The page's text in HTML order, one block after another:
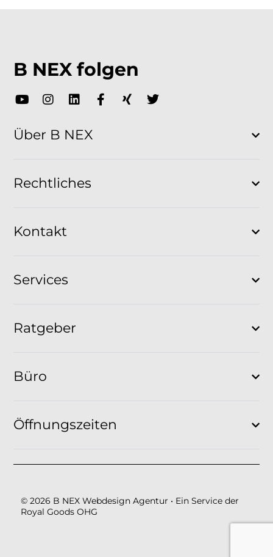
B NEX folgen
Über B NEX
Rechtliches
Kontakt
Services
Ratgeber
Büro
Öffnungszeiten
© 2026 B NEX Webdesign Agentur • Ein Service der
Royal Goods OHG